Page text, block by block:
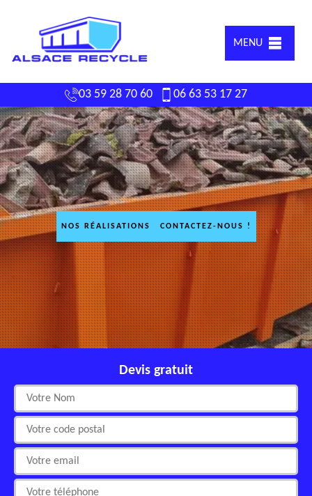
MENU
03 59 28 70 60 06 63 53 17 27
NOS RÉALISATIONS CONTACTEZ-NOUS !
Devis gratuit